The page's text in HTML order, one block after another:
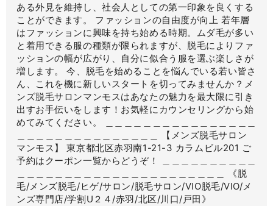
ある外見を維持し、社会人としての第一印象を良くする
ことができます。 ファッションの自由度が向上 若年層
はファッションに興味を持ち始める時期。ムダ毛が多い
と着用できる服の種類が限られますが、脱毛によりファ
ッションの幅が広がり、自分に似合う服を選ぶ楽しさが
増します。 今、脱毛を始めることを悩んでいる若い皆さ
ん、これを機に新しいスタートを切ってみませんか？メ
ンズ脱毛サロンマンモスはあなたの魅力を最大限に引き
出すお手伝いをします！お気軽にカウンセリングから始
めてみてください。 ＿＿＿＿＿＿＿＿＿＿＿＿＿＿＿＿
＿＿＿＿＿＿＿＿＿＿＿＿＿＿＿ 【メンズ脱毛サロン
マンモス】 東京都北区赤羽南1-21-3 カラムビル201 ご
予約はクーポン一覧からどうぞ！ ＿＿＿＿＿＿＿＿＿＿
＿＿＿＿＿＿＿＿＿＿＿＿＿＿＿＿＿＿＿＿＿＿ 《脱
毛/メンズ脱毛/ヒゲ/サロン/脱毛サロン/VIO脱毛/VIO/メ
ンズ専門店/学割U２４/赤羽/北区/川口/戸田》